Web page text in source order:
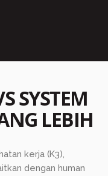
SYSTEM
LEBIH
kerja (K3),
dengan human